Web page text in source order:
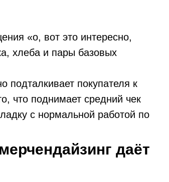
«о, вот это интересно,
хлеба и пары базовых
подталкивает покупателя к
что поднимает средний чек
с нормальной работой по
даёт